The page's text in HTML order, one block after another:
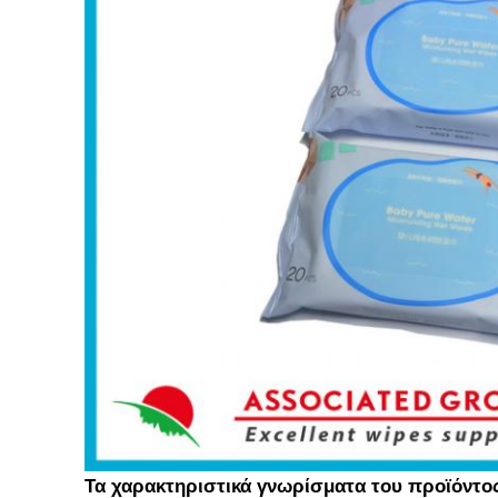
Τα χαρακτηριστικά γνωρίσματα του